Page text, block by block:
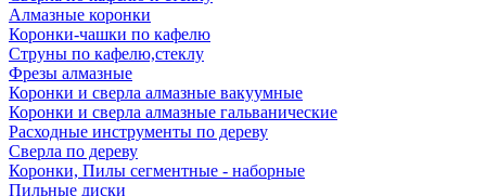
Алмазные коронки
Коронки-чашки по кафелю
Струны по кафелю,стеклу
Фрезы алмазные
Коронки и сверла алмазные вакуумные
Коронки и сверла алмазные гальванические
Расходные инструменты по дереву
Сверла по дереву
Коронки, Пилы сегментные - наборные
Пильные диски